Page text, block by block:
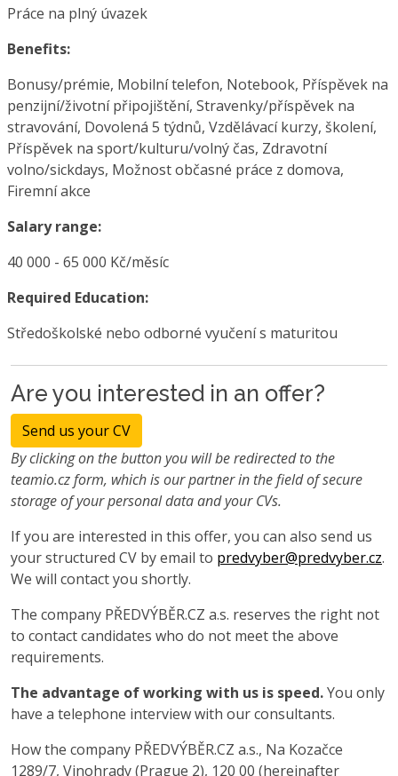
Práce na plný úvazek
Benefits:
Bonusy/prémie, Mobilní telefon, Notebook, Příspěvek na
penzijní/životní připojištění, Stravenky/příspěvek na
stravování, Dovolená 5 týdnů, Vzdělávací kurzy, školení,
Příspěvek na sport/kulturu/volný čas, Zdravotní
volno/sickdays, Možnost občasné práce z domova,
Firemní akce
Salary range:
40 000 - 65 000 Kč/měsíc
Required Education:
Středoškolské nebo odborné vyučení s maturitou
Are you interested in an offer?
Send us your CV
By clicking on the button you will be redirected to the
teamio.cz form, which is our partner in the field of secure
storage of your personal data and your CVs.
If you are interested in this offer, you can also send us
your structured CV by email to predvyber@predvyber.cz.
We will contact you shortly.
The company PŘEDVÝBĚR.CZ a.s. reserves the right not
to contact candidates who do not meet the above
requirements.
The advantage of working with us is speed.You only
have a telephone interview with our consultants.
How the company PŘEDVÝBĚR.CZ a.s., Na Kozačce
1289/7, Vinohrady (Prague 2), 120 00 (hereinafter